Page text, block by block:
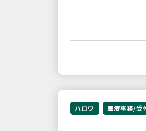
ハロワ 医療事務/受